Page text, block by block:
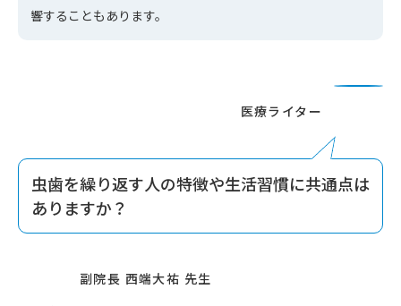
響することもあります。
虫歯を繰り返す人の特徴や生活習慣に共通点は
ありますか？